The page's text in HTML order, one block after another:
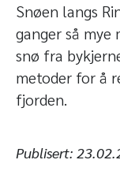
Snøen langs
ganger så
snø fra
metoder for å
fjorden.
Publisert: